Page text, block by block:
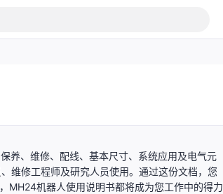
养、维修、配线、基本尺寸、系统应用及电气元
维修工程师及研究人员使用。通过这份文档，您
MH24机器人使用说明书都将成为您工作中的得力